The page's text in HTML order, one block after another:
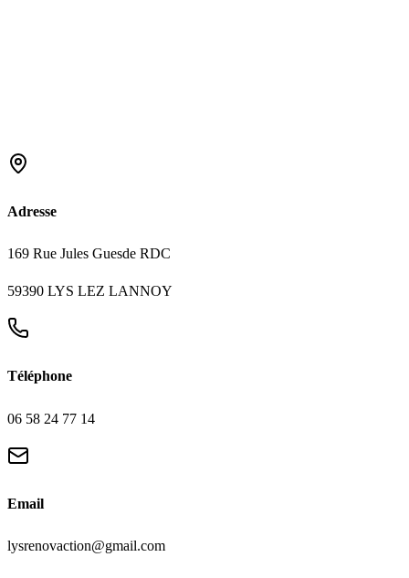
Adresse
169 Rue Jules Guesde RDC
59390 LYS LEZ LANNOY
Téléphone
06 58 24 77 14
Email
lysrenovaction@gmail.com